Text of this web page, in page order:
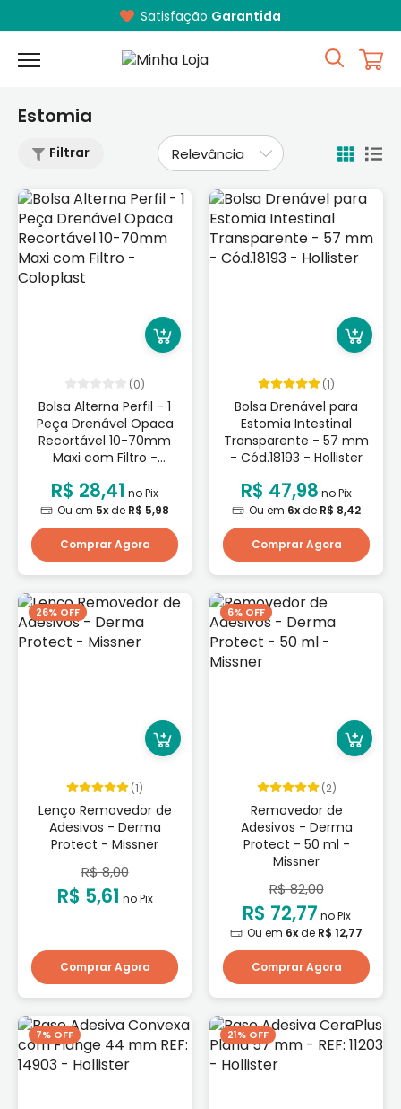
Satisfação Garantida
Estomia
Filtrar
(0)
Bolsa Alterna Perfil - 1
Peça Drenável Opaca
Recortável 10-70mm
Maxi com Filtro -
R$ 28,41 no Pix
Ou em 5xde R$ 5,98
Comprar Agora
(1)
Bolsa Drenável para
Estomia Intestinal
Transparente - 57 mm
- Cód.18193 - Hollister
R$ 47,98 no Pix
Ou em 6xde R$ 8,42
Comprar Agora
26% OFF
(1)
Lenço Removedor de
Adesivos - Derma
Protect - Missner
R$ 8,00
R$ 5,61 no Pix
Comprar Agora
6% OFF
(2)
Removedor de
Adesivos - Derma
Protect - 50 ml -
Missner
R$ 82,00
R$ 72,77 no Pix
Ou em 6xde R$ 12,77
Comprar Agora
7% OFF 21% OFF